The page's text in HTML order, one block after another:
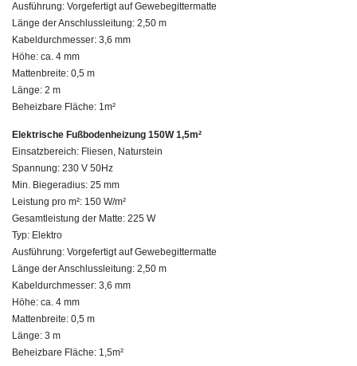
Ausführung: Vorgefertigt auf Gewebegittermatte
Länge der Anschlussleitung: 2,50 m
Kabeldurchmesser: 3,6 mm
Höhe: ca. 4 mm
Mattenbreite: 0,5 m
Länge: 2 m
Beheizbare Fläche: 1m²
Elektrische Fußbodenheizung 150W 1,5m²
Einsatzbereich: Fliesen, Naturstein
Spannung: 230 V 50Hz
Min. Biegeradius: 25 mm
Leistung pro m²: 150 W/m²
Gesamtleistung der Matte: 225 W
Typ: Elektro
Ausführung: Vorgefertigt auf Gewebegittermatte
Länge der Anschlussleitung: 2,50 m
Kabeldurchmesser: 3,6 mm
Höhe: ca. 4 mm
Mattenbreite: 0,5 m
Länge: 3 m
Beheizbare Fläche: 1,5m²